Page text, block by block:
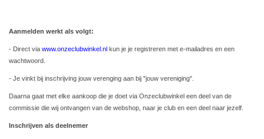
Aanmelden werkt als volgt:
- Direct via www.onzeclubwinkel.nl kun je je registreren met e-mailadres en een
wachtwoord.
- Je vinkt bij inschrijving jouw verenging aan bij "jouw vereniging".
Daarna gaat met elke aankoop die je doet via Onzeclubwinkel een deel van de
commissie die wij ontvangen van de webshop, naar je club en een deel naar jezelf.
Inschrijven als deelnemer